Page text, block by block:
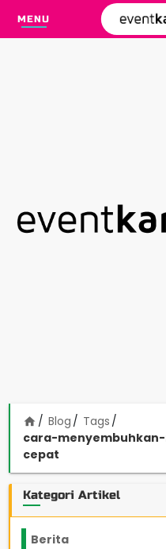
MENU
home Blog
Tags
cara-
cepat
Kategori Artikel
Berita